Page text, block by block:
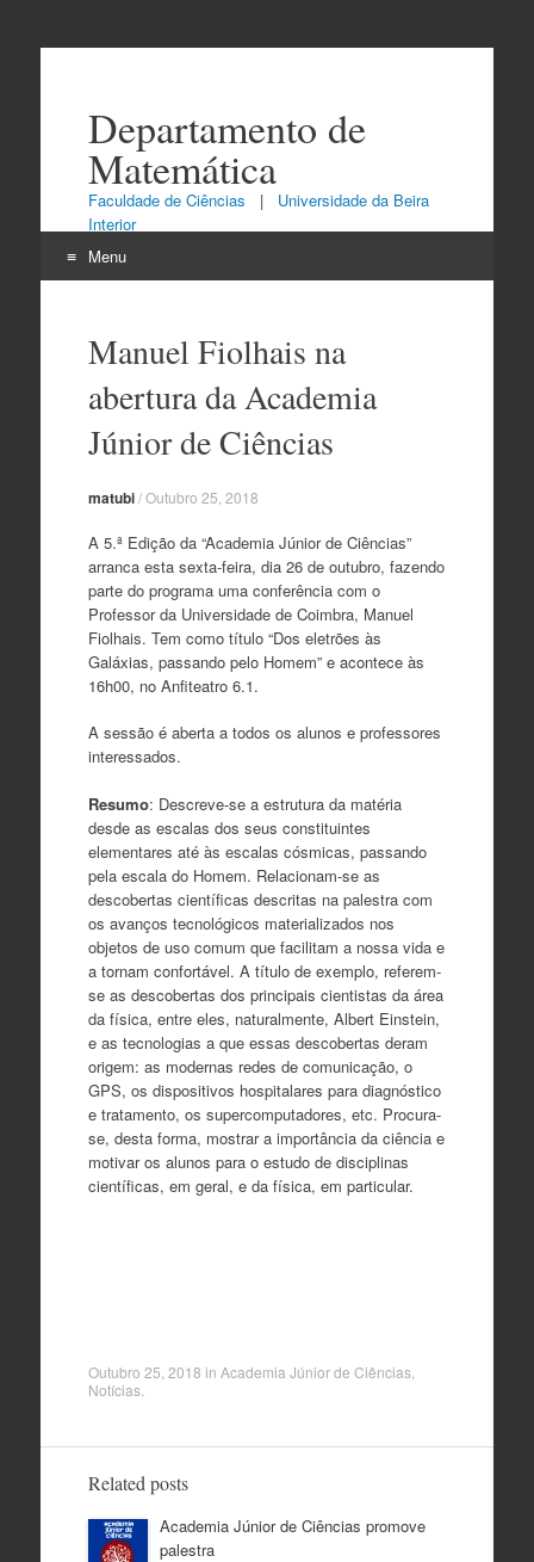
Departamento de
Matemática
Faculdade de Ciências |
Universidade da Beira
Interior
Menu
contentManuel Fiolhais na
abertura da Academia
Júnior de Ciências
matubi/Outubro 25, 2018
A 5.ª Edição da “Academia Júnior de Ciências”
arranca esta sexta-feira, dia 26 de outubro, fazendo
parte do programa uma conferência com o
Professor da Universidade de Coimbra, Manuel
Fiolhais. Tem como título “Dos eletrões às
Galáxias, passando pelo Homem” e acontece às
16h00, no Anfiteatro 6.1.
A sessão é aberta a todos os alunos e professores
interessados.
Resumo: Descreve-se a estrutura da matéria
desde as escalas dos seus constituintes
elementares até às escalas cósmicas, passando
pela escala do Homem. Relacionam-se as
descobertas científicas descritas na palestra com
os avanços tecnológicos materializados nos
objetos de uso comum que facilitam a nossa vida e
a tornam confortável. A título de exemplo, referem-
se as descobertas dos principais cientistas da área
da física, entre eles, naturalmente, Albert Einstein,
e as tecnologias a que essas descobertas deram
origem: as modernas redes de comunicação, o
GPS, os dispositivos hospitalares para diagnóstico
e tratamento, os supercomputadores, etc. Procura-
se, desta forma, mostrar a importância da ciência e
motivar os alunos para o estudo de disciplinas
científicas, em geral, e da física, em particular.
Outubro 25, 2018 in Academia Júnior de Ciências,
Notícias.
Related posts
Academia Júnior de Ciências promove
palestra